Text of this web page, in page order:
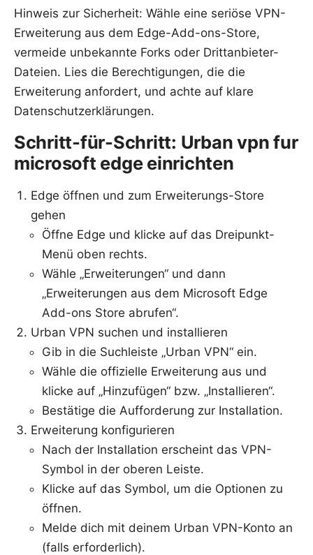
Hinweis zur Sicherheit: Wähle eine seriöse VPN-
Erweiterung aus dem Edge-Add-ons-Store,
vermeide unbekannte Forks oder Drittanbieter-
Dateien. Lies die Berechtigungen, die die
Erweiterung anfordert, und achte auf klare
Datenschutzerklärungen.
Schritt-für-Schritt: Urban vpn fur
microsoft edge einrichten
Edge öffnen und zum Erweiterungs-Store
gehen
Öffne Edge und klicke auf das Dreipunkt-
Menü oben rechts.
Wähle „Erweiterungen“ und dann
„Erweiterungen aus dem Microsoft Edge
Add-ons Store abrufen“.
Urban VPN suchen und installieren
Gib in die Suchleiste „Urban VPN“ ein.
Wähle die offizielle Erweiterung aus und
klicke auf „Hinzufügen“ bzw. „Installieren“.
Bestätige die Aufforderung zur Installation.
Erweiterung konfigurieren
Nach der Installation erscheint das VPN-
Symbol in der oberen Leiste.
Klicke auf das Symbol, um die Optionen zu
öffnen.
Melde dich mit deinem Urban VPN-Konto an
(falls erforderlich).